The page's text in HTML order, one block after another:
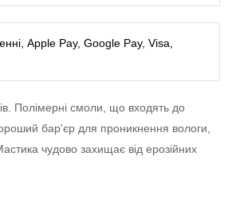
Apple Pay, Google Pay, Visa,
Полімерні смоли, що входять до
бар'єр для проникнення вологи,
чудово захищає від ерозійних
для гідроізоляції та